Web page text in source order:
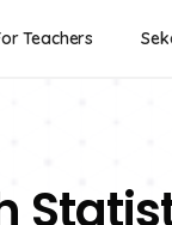
Teachers